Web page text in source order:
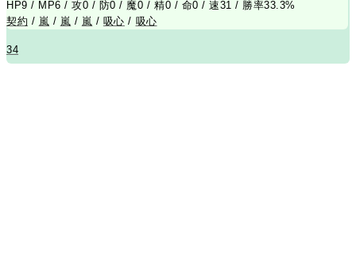
HP9 / MP6 / 攻0 / 防0 / 魔0 / 精0 / 命0 / 速31 / 勝率33.3%
契約 / 嵐 / 嵐 / 嵐 / 吸心 / 吸心
34